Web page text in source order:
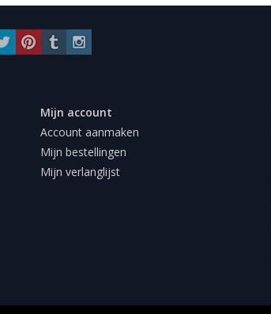
Mijn account
Account aanmaken
Mijn bestellingen
Mijn verlanglijst